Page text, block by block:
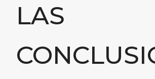
LAS